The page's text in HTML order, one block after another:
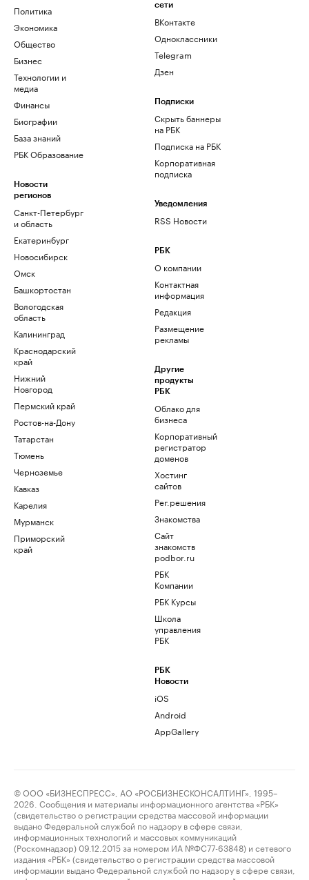
Политика
Экономика
Общество
Бизнес
Технологии и
медиа
Финансы
Биографии
База знаний
РБК Образование
Новости
регионов
Санкт-Петербург
и область
Екатеринбург
Новосибирск
Омск
Башкортостан
Вологодская
область
Калининград
Краснодарский
край
Нижний
Новгород
Пермский край
Ростов-на-Дону
Татарстан
Тюмень
Черноземье
Кавказ
Карелия
Мурманск
Приморский
край
сети
ВКонтакте
Одноклассники
Telegram
Дзен
Подписки
Скрыть баннеры
на РБК
Подписка на РБК
Корпоративная
подписка
Уведомления
RSS Новости
РБК
О компании
Контактная
информация
Редакция
Размещение
рекламы
Другие
продукты
РБК
Облако для
бизнеса
Корпоративный
регистратор
доменов
Хостинг
сайтов
Рег.решения
Знакомства
Сайт
знакомств
podbor.ru
РБК
Компании
РБК Курсы
Школа
управления
РБК
РБК
Новости
iOS
Android
AppGallery
© ООО «БИЗНЕСПРЕСС», АО «РОСБИЗНЕСКОНСАЛТИНГ», 1995–
2026. Сообщения и материалы информационного агентства «РБК»
(свидетельство о регистрации средства массовой информации
выдано Федеральной службой по надзору в сфере связи,
информационных технологий и массовых коммуникаций
(Роскомнадзор) 09.12.2015 за номером ИА №ФС77-63848) и сетевого
издания «РБК» (свидетельство о регистрации средства массовой
информации выдано Федеральной службой по надзору в сфере связи,